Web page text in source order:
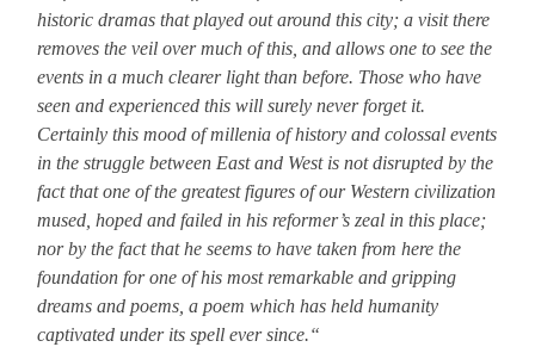
historic dramas that played out around this city; a visit there
removes the veil over much of this, and allows one to see the
events in a much clearer light than before. Those who have
seen and experienced this will surely never forget it.
Certainly this mood of millenia of history and colossal events
in the struggle between East and West is not disrupted by the
fact that one of the greatest figures of our Western civilization
mused, hoped and failed in his reformer’s zeal in this place;
nor by the fact that he seems to have taken from here the
foundation for one of his most remarkable and gripping
dreams and poems, a poem which has held humanity
captivated under its spell ever since.“